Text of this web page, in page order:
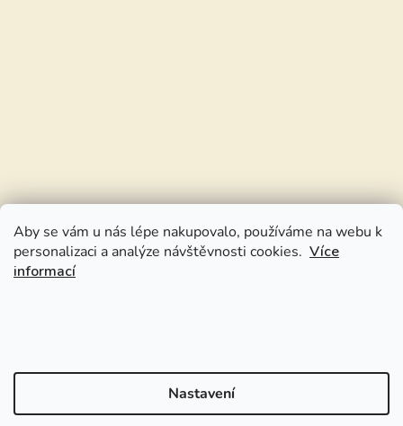
Aby se vám u nás lépe nakupovalo, používáme na webu k
personalizaci a analýze návštěvnosti cookies. Více
informací
Nastavení